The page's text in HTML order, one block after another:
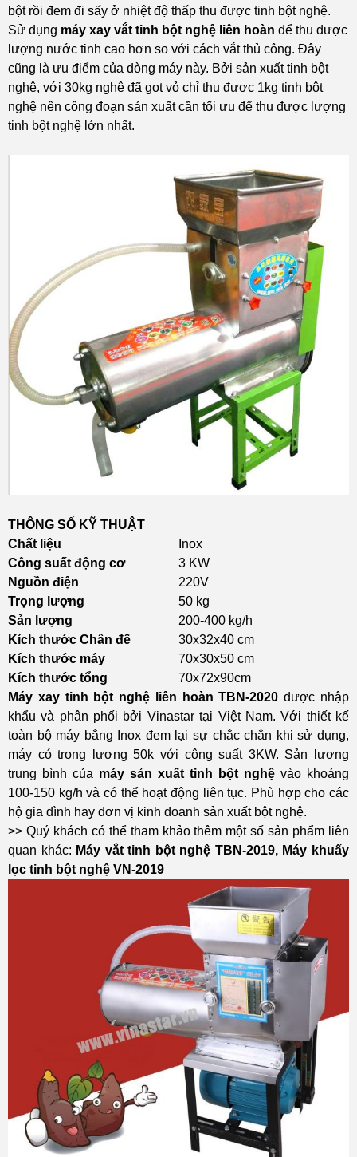
bột rồi đem đi sấy ở nhiệt độ thấp thu được tinh bột nghệ.
Sử dụng máy xay vắt tinh bột nghệ liên hoàn để thu được
lượng nước tinh cao hơn so với cách vắt thủ công. Đây
cũng là ưu điểm của dòng máy này. Bởi sản xuất tinh bột
nghệ, với 30kg nghệ đã gọt vỏ chỉ thu được 1kg tinh bột
nghệ nên công đoạn sản xuất cần tối ưu để thu được lượng
tinh bột nghệ lớn nhất.
THÔNG SỐ KỸ THUẬT
Chất liệu
Inox
Công suất động cơ
3 KW
Nguồn điện
220V
Trọng lượng
50 kg
Sản lượng
200-400 kg/h
Kích thước Chân đế
30x32x40 cm
Kích thước máy
70x30x50 cm
Kích thước tổng
70x72x90cm
Máy xay tinh bột nghệ liên hoàn TBN-2020 được nhập
khẩu và phân phối bởi Vinastartại Việt Nam. Với thiết kế
toàn bộ máy bằng Inox đem lại sự chắc chắn khi sử dụng,
máy có trọng lượng 50k với công suất 3KW. Sản lượng
trung bình của máy sản xuất tinh bột nghệ vào khoảng
100-150 kg/h và có thể hoạt động liên tục. Phù hợp cho các
hộ gia đình hay đơn vị kinh doanh sản xuất bột nghệ.
>> Quý khách có thể tham khảo thêm một số sản phẩm liên
quan khác: Máy vắt tinh bột nghệ TBN-2019, Máy khuấy
lọc tinh bột nghệ VN-2019